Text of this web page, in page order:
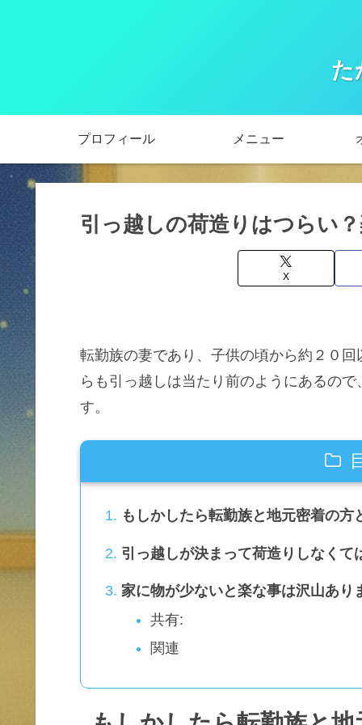
た
プロフィール メニュー
引っ越しの荷造りはつらい
X
転勤族の妻であり、子供の頃から約２０
らも引っ越しは当たり前のようにあるの
す。
もしかしたら転勤族と地元密着の方
引っ越しが決まって荷造りしなくて
家に物が少ないと楽な事は沢山あり
共有:
関連